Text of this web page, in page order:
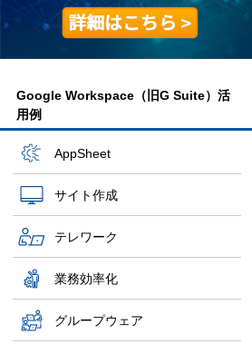
Google Workspace（旧G Suite）活
用例
AppSheet
サイト作成
テレワーク
業務効率化
グループウェア